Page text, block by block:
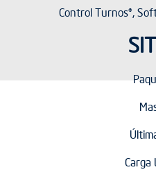
Control Turnos®,
Carga